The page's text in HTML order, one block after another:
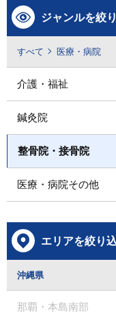
ジャンルを絞
すべて 医療・病院
介護・福祉
鍼灸院
整骨院・接骨院
医療・病院その他
エリアを絞り
沖縄県
那覇・本島南部